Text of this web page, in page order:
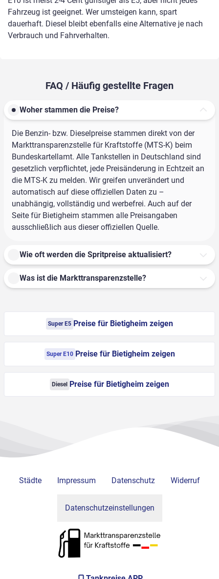
Fahrzeug ist geeignet. Wer umsteigen kann, spart
dauerhaft. Diesel bleibt ebenfalls eine Alternative je nach
Verbrauch und Fahrverhalten.
FAQ / Häufig gestellte Fragen
Woher stammen die Preise?
Die Benzin- bzw. Dieselpreise stammen direkt von der
Markttransparenzstelle für Kraftstoffe (MTS-K) beim
Bundeskartellamt. Alle Tankstellen in Deutschland sind
gesetzlich verpflichtet, jede Preisänderung in Echtzeit an
die MTS-K zu melden. Wir greifen unverändert und
automatisch auf diese offiziellen Daten zu –
unabhängig, vollständig und werbefrei. Auch auf der
Seite für Bietigheim stammen alle Preisangaben
ausschließlich aus dieser offiziellen Quelle.
Wie oft werden die Spritpreise aktualisiert?
Was ist die Markttransparenzstelle?
Super E5 Preise für Bietigheim zeigen
Super E10 Preise für Bietigheim zeigen
Diesel Preise für Bietigheim zeigen
Städte Impressum Datenschutz Widerruf
Datenschutzeinstellungen